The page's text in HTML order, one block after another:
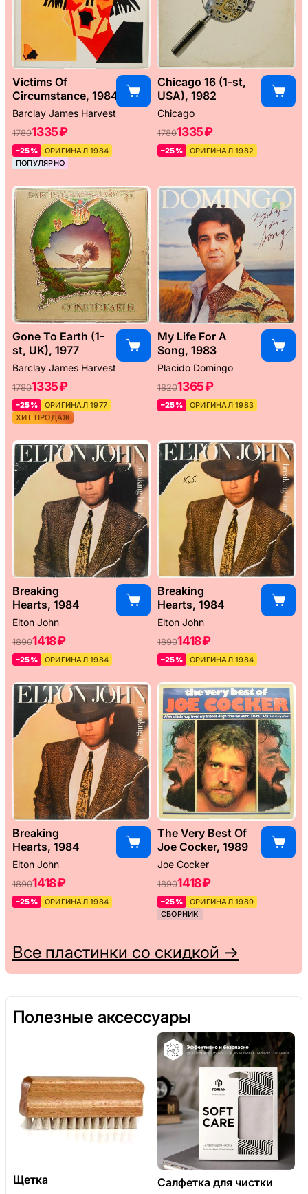
Victims Of
Circumstance, 1984
Barclay James Harvest
17801335 ₽
–25%
ОРИГИНАЛ 1984
ПОПУЛЯРНО
Chicago 16 (1-st,
USA), 1982
Chicago
17801335 ₽
–25% ОРИГИНАЛ 1982
Gone To Earth (1-
st, UK), 1977
Barclay James Harvest
17801335 ₽
–25%
ОРИГИНАЛ 1977
ХИТ ПРОДАЖ
My Life For A
Song, 1983
Placido Domingo
18201365 ₽
–25% ОРИГИНАЛ 1983
Breaking
Hearts, 1984
Elton John
18901418 ₽
–25% ОРИГИНАЛ 1984
Breaking
Hearts, 1984
Elton John
18901418 ₽
–25% ОРИГИНАЛ 1984
Breaking
Hearts, 1984
Elton John
18901418 ₽
–25% ОРИГИНАЛ 1984
The Very Best Of
Joe Cocker, 1989
Joe Cocker
18901418 ₽
–25%
ОРИГИНАЛ 1989
СБОРНИК
Все пластинки со скидкой →
Полезные аксессуары
Щетка Салфетка для чистки